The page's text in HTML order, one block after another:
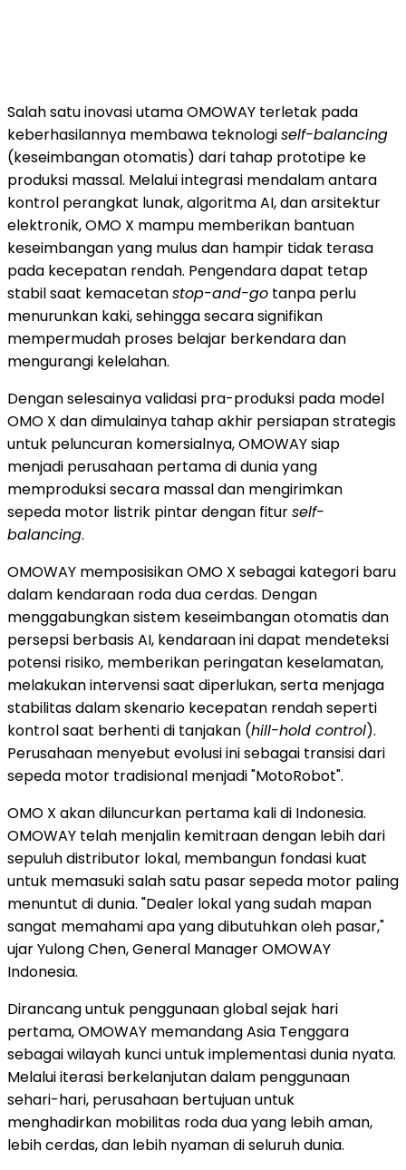
Salah satu inovasi utama OMOWAY terletak pada
keberhasilannya membawa teknologiself-balancing
(keseimbangan otomatis) dari tahap prototipe ke
produksi massal. Melalui integrasi mendalam antara
kontrol perangkat lunak, algoritma AI, dan arsitektur
elektronik, OMO X mampu memberikan bantuan
keseimbangan yang mulus dan hampir tidak terasa
pada kecepatan rendah. Pengendara dapat tetap
stabil saat kemacetanstop-and-go tanpa perlu
menurunkan kaki, sehingga secara signifikan
mempermudah proses belajar berkendara dan
mengurangi kelelahan.
Dengan selesainya validasi pra-produksi pada model
OMO X dan dimulainya tahap akhir persiapan strategis
untuk peluncuran komersialnya, OMOWAY siap
menjadi perusahaan pertama di dunia yang
memproduksi secara massal dan mengirimkan
sepeda motor listrik pintar dengan fiturself-
balancing.
OMOWAY memposisikan OMO X sebagai kategori baru
dalam kendaraan roda dua cerdas. Dengan
menggabungkan sistem keseimbangan otomatis dan
persepsi berbasis AI, kendaraan ini dapat mendeteksi
potensi risiko, memberikan peringatan keselamatan,
melakukan intervensi saat diperlukan, serta menjaga
stabilitas dalam skenario kecepatan rendah seperti
kontrol saat berhenti di tanjakan (hill-hold control).
Perusahaan menyebut evolusi ini sebagai transisi dari
sepeda motor tradisional menjadi "MotoRobot".
OMO X akan diluncurkan pertama kali di Indonesia.
OMOWAY telah menjalin kemitraan dengan lebih dari
sepuluh distributor lokal, membangun fondasi kuat
untuk memasuki salah satu pasar sepeda motor paling
menuntut di dunia. "Dealer lokal yang sudah mapan
sangat memahami apa yang dibutuhkan oleh pasar,"
ujar Yulong Chen, General Manager OMOWAY
Indonesia.
Dirancang untuk penggunaan global sejak hari
pertama, OMOWAY memandang Asia Tenggara
sebagai wilayah kunci untuk implementasi dunia nyata.
Melalui iterasi berkelanjutan dalam penggunaan
sehari-hari, perusahaan bertujuan untuk
menghadirkan mobilitas roda dua yang lebih aman,
lebih cerdas, dan lebih nyaman di seluruh dunia.